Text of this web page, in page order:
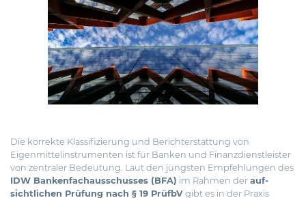
Die korrekte Klassifizierung und Berichterstattung von
Eigenmittelinstrumenten ist für Banken und Finanzdienstleister
von zentraler Bedeutung. Laut den jüngsten Empfehlungen des
IDW Bankenfachausschusses (BFA) im Rahmen der auf­
sichtlichen Prüfung nach § 19 PrüfbV gibt es in der Praxis